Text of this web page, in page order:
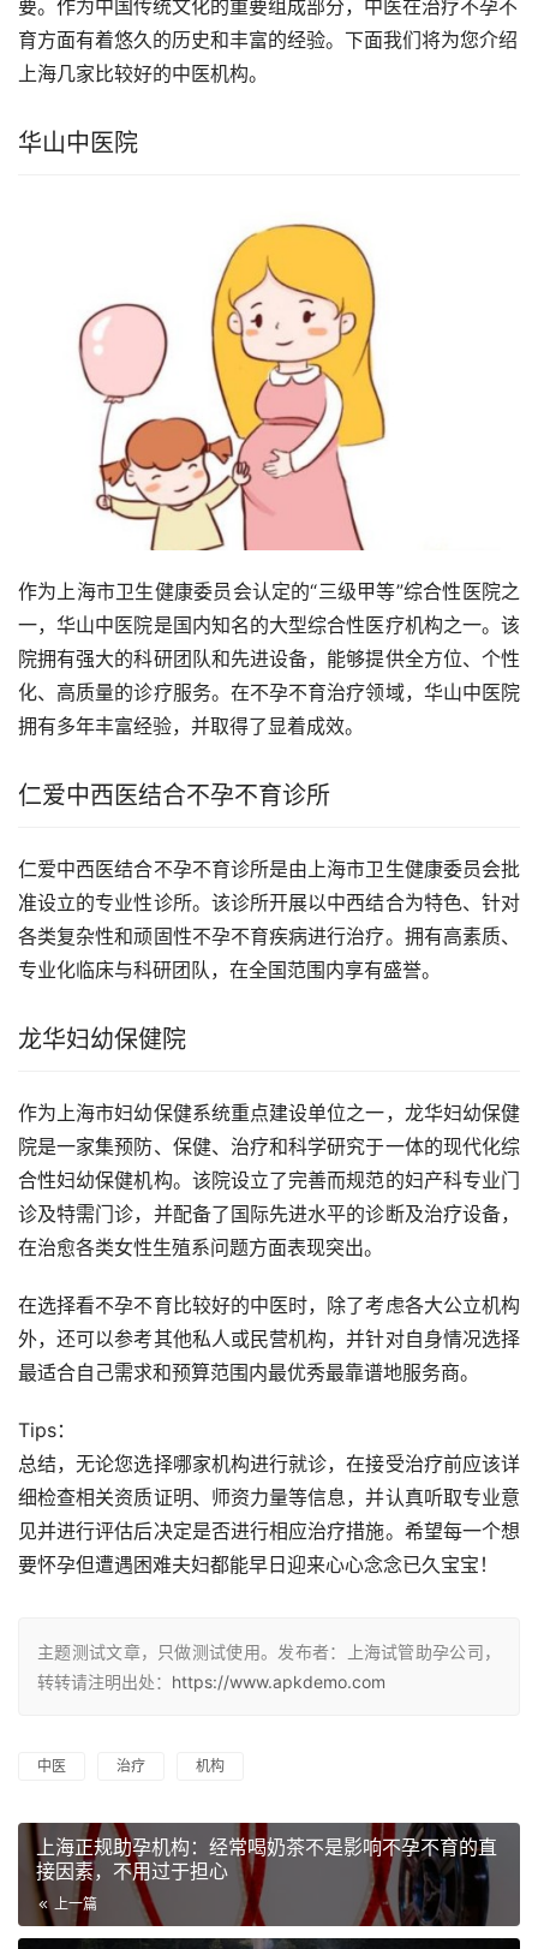
要。作为中国传统文化的重要组成部分，中医在治疗不孕不
育方面有着悠久的历史和丰富的经验。下面我们将为您介绍
上海几家比较好的中医机构。
华山中医院
作为上海市卫生健康委员会认定的“三级甲等”综合性医院之
一，华山中医院是国内知名的大型综合性医疗机构之一。该
院拥有强大的科研团队和先进设备，能够提供全方位、个性
化、高质量的诊疗服务。在不孕不育治疗领域，华山中医院
拥有多年丰富经验，并取得了显着成效。
仁爱中西医结合不孕不育诊所
仁爱中西医结合不孕不育诊所是由上海市卫生健康委员会批
准设立的专业性诊所。该诊所开展以中西结合为特色、针对
各类复杂性和顽固性不孕不育疾病进行治疗。拥有高素质、
专业化临床与科研团队，在全国范围内享有盛誉。
龙华妇幼保健院
作为上海市妇幼保健系统重点建设单位之一，龙华妇幼保健
院是一家集预防、保健、治疗和科学研究于一体的现代化综
合性妇幼保健机构。该院设立了完善而规范的妇产科专业门
诊及特需门诊，并配备了国际先进水平的诊断及治疗设备，
在治愈各类女性生殖系问题方面表现突出。
在选择看不孕不育比较好的中医时，除了考虑各大公立机构
外，还可以参考其他私人或民营机构，并针对自身情况选择
最适合自己需求和预算范围内最优秀最靠谱地服务商。
Tips：
总结，无论您选择哪家机构进行就诊，在接受治疗前应该详
细检查相关资质证明、师资力量等信息，并认真听取专业意
见并进行评估后决定是否进行相应治疗措施。希望每一个想
要怀孕但遭遇困难夫妇都能早日迎来心心念念已久宝宝！
主题测试文章，只做测试使用。发布者：上海试管助孕公司，
转转请注明出处： https://www.apkdemo.com
中医 治疗 机构
上海正规助孕机构：经常喝奶茶不是影响不孕不育的直
接因素，不用过于担心
上一篇